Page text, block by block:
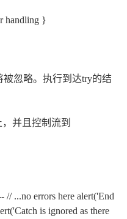
handling }
被忽略。执行到达try的结
并且控制流到
...no errors here alert('End
is ignored as there